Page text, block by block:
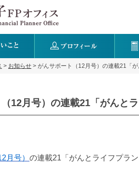
> お知らせ > がんサポート（12月号）の連載21「
12月号）の連載21「がんと
月号） の連載21「がんとライフプラ